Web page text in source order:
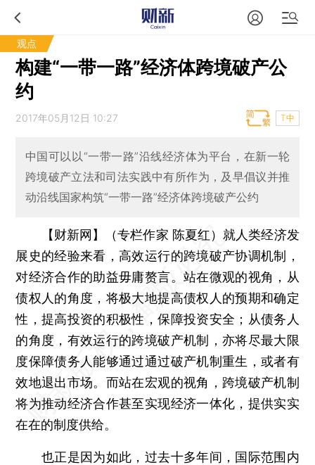
观点
构建“一带一路”经济体跨境破产公
约
2017年05月12日 10:27 T中
中国可以以“一带一路”沿线经济体为平台，在新一轮
跨境破产立法和司法实践中有所作为，及早倡议并推
动沿线国家构筑“一带一路”经济体跨境破产公约
【财新网】（专栏作家 陈夏红） 就人类经济发
展史的经验来看，高效运行的跨境破产协调机制，
对经济合作的助益毋庸赘言。站在微观的视角，从
债权人的角度，将极大地提高债权人的预期和确定
性，提高投资的积极性，保障投资安全；从债务人
的角度，有效运行的跨境破产机制，亦将尽最大限
度保障债务人能够通过通过破产机制重生，或者有
效地退出市场。而站在宏观的视角，跨境破产机制
将为推动经济合作甚至实现经济一体化，提供实实
在在的制度供给。
也正是因为如此，过去十多年间，国际范围内